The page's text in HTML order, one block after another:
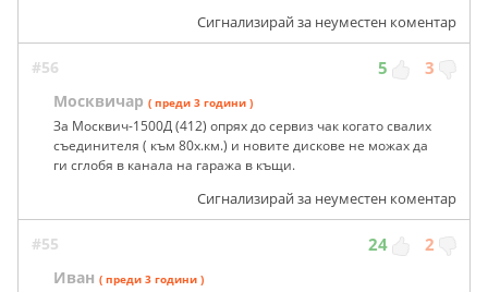
Сигнализирай за неуместен коментар
#56 5 3
Москвичар ( преди 3 години )
За Москвич-1500Д (412) опрях до сервиз чак когато свалих
съединителя ( към 80х.км.) и новите дискове не можах да
ги сглобя в канала на гаража в къщи.
Сигнализирай за неуместен коментар
#55 24 2
Иван ( преди 3 години )